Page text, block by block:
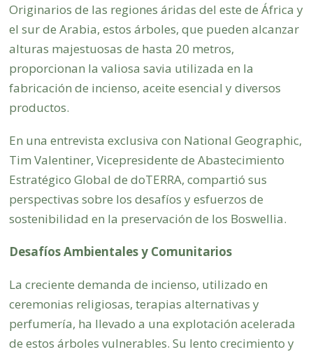
Originarios de las regiones áridas del este de África y
el sur de Arabia, estos árboles, que pueden alcanzar
alturas majestuosas de hasta 20 metros,
proporcionan la valiosa savia utilizada en la
fabricación de incienso, aceite esencial y diversos
productos.
En una entrevista exclusiva con National Geographic,
Tim Valentiner, Vicepresidente de Abastecimiento
Estratégico Global de doTERRA, compartió sus
perspectivas sobre los desafíos y esfuerzos de
sostenibilidad en la preservación de los Boswellia.
Desafíos Ambientales y Comunitarios
La creciente demanda de incienso, utilizado en
ceremonias religiosas, terapias alternativas y
perfumería, ha llevado a una explotación acelerada
de estos árboles vulnerables. Su lento crecimiento y